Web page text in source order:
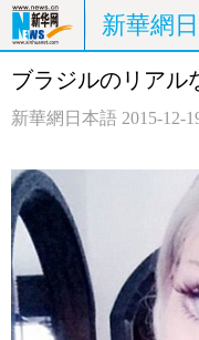
新華網
ホームページ
観光
中日対訳
ブラジルのリアル
新華網日本語 2015-12-